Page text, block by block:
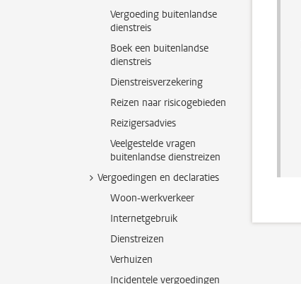
Vergoeding buitenlandse
dienstreis
Boek een buitenlandse
dienstreis
Dienstreisverzekering
Reizen naar risicogebieden
Reizigersadvies
Veelgestelde vragen
buitenlandse dienstreizen
Vergoedingen en declaraties
Woon-werkverkeer
Internetgebruik
Dienstreizen
Verhuizen
Incidentele vergoedingen